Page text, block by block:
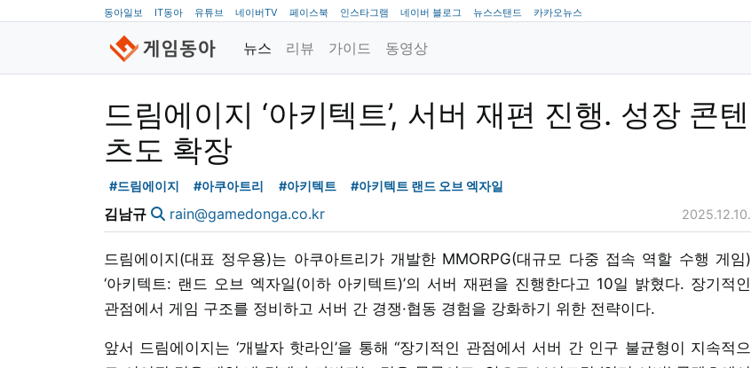
동아일보 IT동아 유튜브 네이버TV 페이스북 인스타그램 네이버 블로그 뉴스스탠드 카카오뉴스
뉴스 리뷰 가이드 동영상
드림에이지 ‘아키텍트’, 서버 재편 진행. 성장 콘텐
츠도 확장
#드림에이지 #아쿠아트리 #아키텍트 #아키텍트 랜드 오브 엑자일
김남규 rain@gamedonga.co.kr 2025.12.10.
드림에이지(대표 정우용)는 아쿠아트리가 개발한 MMORPG(대규모 다중 접속 역할 수행 게임)
‘아키텍트: 랜드 오브 엑자일(이하 아키텍트)’의 서버 재편을 진행한다고 10일 밝혔다. 장기적인
관점에서 게임 구조를 정비하고 서버 간 경쟁·협동 경험을 강화하기 위한 전략이다.
앞서 드림에이지는 ‘개발자 핫라인’을 통해 “장기적인 관점에서 서버 간 인구 불균형이 지속적으